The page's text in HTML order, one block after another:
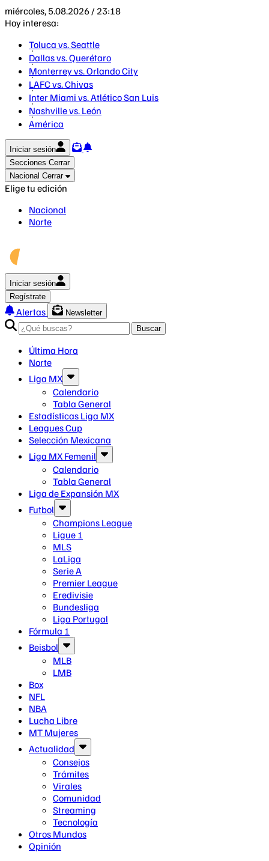
miércoles, 5.08.2026 / 23:18
Hoy interesa:
Toluca vs. Seattle
Dallas vs. Querétaro
Monterrey vs. Orlando City
LAFC vs. Chivas
Inter Miami vs. Atlético San Luis
Nashville vs. León
América
Iniciar sesión
Secciones Cerrar
Nacional Cerrar
Elige tu edición
Nacional
Norte
Iniciar sesión
Regístrate
Alertas
Newsletter
Buscar
Última Hora
Norte
Liga MX
Calendario
Tabla General
Estadísticas Liga MX
Leagues Cup
Selección Mexicana
Liga MX Femenil
Calendario
Tabla General
Liga de Expansión MX
Futbol
Champions League
Ligue 1
MLS
LaLiga
Serie A
Premier League
Eredivisie
Bundesliga
Liga Portugal
Fórmula 1
Beisbol
MLB
LMB
Box
NFL
NBA
Lucha Libre
MT Mujeres
Actualidad
Consejos
Trámites
Virales
Comunidad
Streaming
Tecnología
Otros Mundos
Opinión